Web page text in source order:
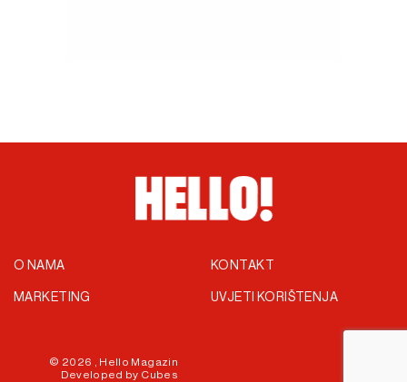
O NAMA
MARKETING
KONTAKT
UVJETI KORIŠTENJA
© 2026 , Hello Magazin
Developed by Cubes